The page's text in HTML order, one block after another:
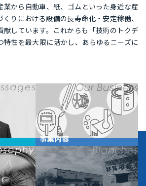
業から自動車、紙、ゴムといった身近な産
りにおける設備の長寿命化・安定稼働、
献しています。これからも「技術のトクデ
特性を最大限に活かし、あらゆるニーズに